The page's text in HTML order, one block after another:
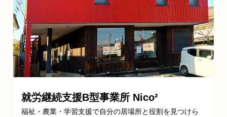
就労継続支援B型事業所 Nico²
福祉・農業・学習支援で自分の居場所と役割を見つけら